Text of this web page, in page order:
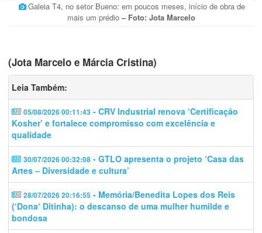
Galeia T4, no setor Bueno: em poucos meses, início de obra de
mais um prédio – Foto: Jota Marcelo
(Jota Marcelo e Márcia Cristina)
Leia Também:
05/08/2026 00:11:43 - CRV Industrial renova ‘Certificação
Kosher’ e fortalece compromisso com excelência e
qualidade
30/07/2026 00:32:08 - GTLO apresenta o projeto ‘Casa das
Artes – Diversidade e cultura’
28/07/2026 20:16:55 - Memória/Benedita Lopes dos Reis
(‘Dona‘ Ditinha): o descanso de uma mulher humilde e
bondosa